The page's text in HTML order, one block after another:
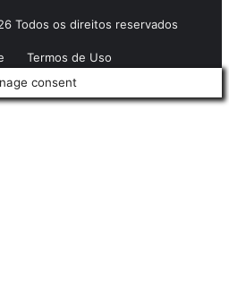
Todos os direitos reservados
Termos de Uso
consent